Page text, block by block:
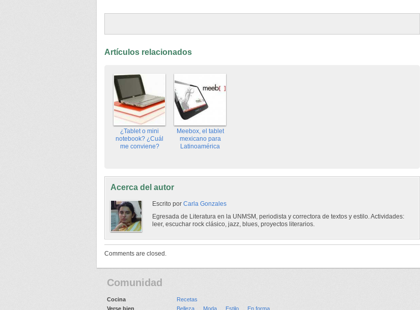
Artículos relacionados
¿Tablet o mini
notebook? ¿Cuál
me conviene?
Meebox, el tablet
mexicano para
Latinoamérica
Acerca del autor
Escrito por Carla Gonzales
Egresada de Literatura en la UNMSM, periodista y correctora de textos y estilo. Actividades:
leer, escuchar rock clásico, jazz, blues, proyectos literarios.
Comments are closed.
Comunidad
Cocina
Recetas
Verse bien
Belleza Moda Estilo En forma